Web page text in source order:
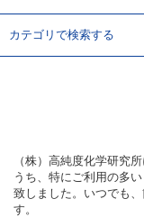
カテゴリで検索する
（株）高純度化学研究
うち、特にご利用の多
致しました。いつでも
す。